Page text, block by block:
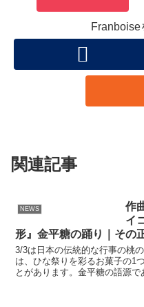
Franboise
関連記事
NEWS
作
イ
形』金平糖の踊り｜その
3/3は日本の伝統的な行事の桃
は、ひな祭りを彩るお菓子の1
とがあります。金平糖の語源